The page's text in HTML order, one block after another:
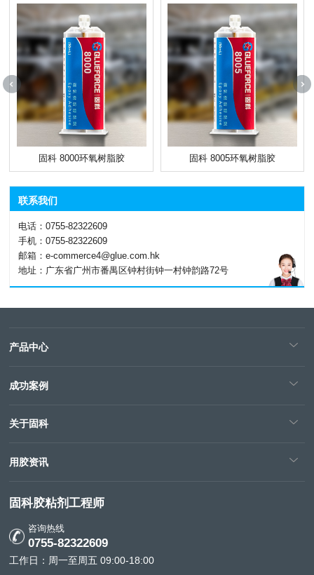
固科 8000环氧树脂胶 固科 8005环氧树脂胶
联系我们
电话：0755-82322609
手机：0755-82322609
邮箱：e-commerce4@glue.com.hk
地址：广东省广州市番禺区钟村街钟一村钟韵路72号
产品中心
成功案例
关于固科
用胶资讯
固科胶粘剂工程师
咨询热线
0755-82322609
工作日：周一至周五 09:00-18:00